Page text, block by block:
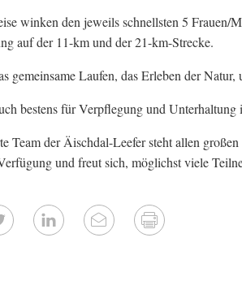
winken den jeweils schnellsten 5 Frauen/
auf der 11-km und der 21-km-Strecke.
gemeinsame Laufen, das Erleben der
bestens für Verpflegung und
Team der Äischdal-Leefer steht allen
und freut sich, möglichst viele